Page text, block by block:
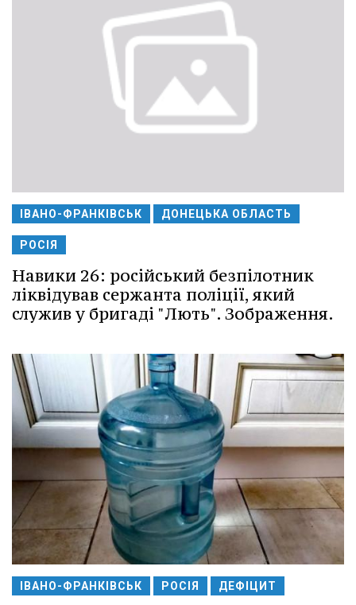
ІВАНО-ФРАНКІВСЬК ДОНЕЦЬКА ОБЛАСТЬ
РОСІЯ
Навики 26: російський безпілотник
ліквідував сержанта поліції, який
служив у бригаді "Лють". Зображення.
ІВАНО-ФРАНКІВСЬК РОСІЯ ДЕФІЦИТ